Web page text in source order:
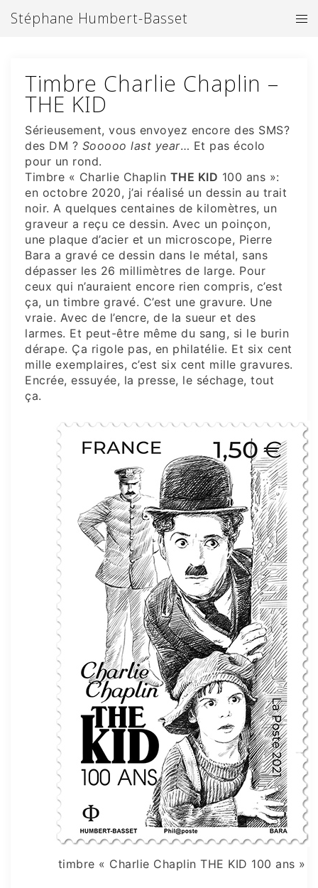
auStéphane Humbert-Basset
Timbre Charlie Chaplin –
THE KID
Sérieusement, vous envoyez encore des SMS?
des DM ? Sooooo last year… Et pas écolo
pour un rond.
Timbre « Charlie Chaplin THE KID 100 ans »:
en octobre 2020, j’ai réalisé un dessin au trait
noir. A quelques centaines de kilomètres, un
graveur a reçu ce dessin. Avec un poinçon,
une plaque d’acier et un microscope, Pierre
Bara a gravé ce dessin dans le métal, sans
dépasser les 26 millimètres de large. Pour
ceux qui n’auraient encore rien compris, c’est
ça, un timbre gravé. C’est une gravure. Une
vraie. Avec de l’encre, de la sueur et des
larmes. Et peut-être même du sang, si le burin
dérape. Ça rigole pas, en philatélie. Et six cent
mille exemplaires, c’est six cent mille gravures.
Encrée, essuyée, la presse, le séchage, tout
ça.
timbre « Charlie Chaplin THE KID 100 ans »